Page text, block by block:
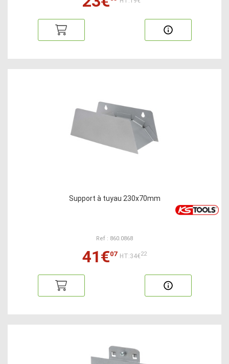
Support à tuyau 230x70mm
Ref : 860.0868
41€07 HT:34€22